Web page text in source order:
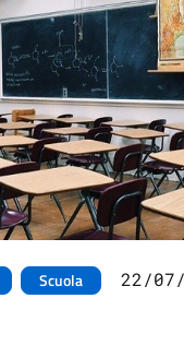
Scuola
22/